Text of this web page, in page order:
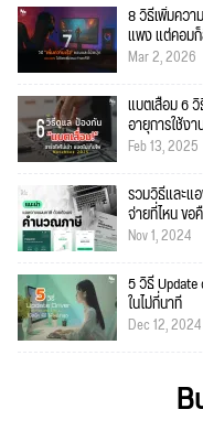
8 วิธีเพิ่มควา
แพง แต่คอม
Mar 2, 2026
แบตเสื่อม 6
อายุการใช้ง
Feb 13, 2025
รวมวิธีและแ
จ่ายที่ไหน ขอ
Nov 1, 2024
5 วิธี
ในไม่กี่นาที
Dec 12, 2024